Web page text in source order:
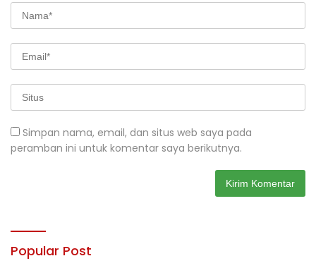
Simpan nama, email, dan situs web saya pada
peramban ini untuk komentar saya berikutnya.
Popular Post